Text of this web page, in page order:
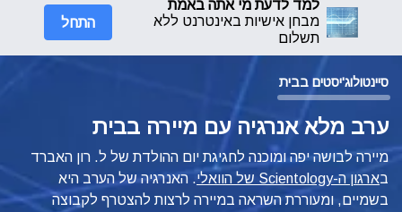
למד לדעת מי אתה באמת
מבחן אישיות באינטרנט ללא
תשלום
התחל
סיינטולוג'יסטים בבית
ערב מלא אנרגיה עם מיירה בבית
מיירה לבושה יפה ומוכנה לחגיגת יום ההולדת של ל. רון האברד
בארגון ה-Scientology של הוואלי
. האנרגיה של הערב היא
בשמיים, ומעוררת השראה במיירה לרצות להצטרף לקבוצה